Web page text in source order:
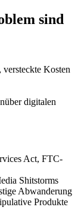
sind
Kosten
digitalen
Act, FTC-
Shitstorms
Abwanderung
Produkte